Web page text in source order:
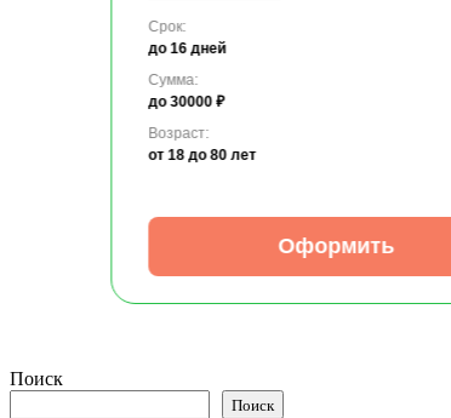
Срок:
до 16 дней
Сумма:
до 30000 ₽
Возраст:
от 18 до 80 лет
Оформить
Поиск
Поиск